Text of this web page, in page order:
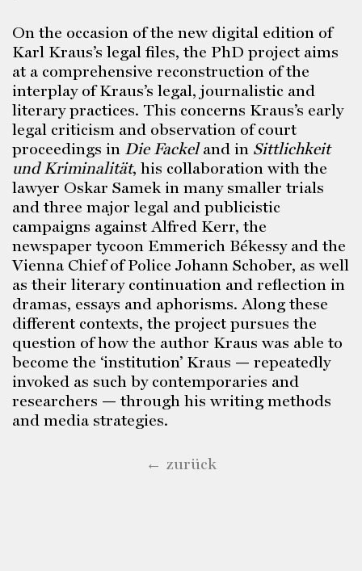
On the occasion of the new digital edition of
Karl Kraus’s legal files, the PhD project aims
at a comprehensive reconstruction of the
interplay of Kraus’s legal, journalistic and
literary practices. This concerns Kraus’s early
legal criticism and observation of court
proceedings in Die Fackeland in Sittlichkeit
und Kriminalität, his collaboration with the
lawyer Oskar Samek in many smaller trials
and three major legal and publicistic
campaigns against Alfred Kerr, the
newspaper tycoon Emmerich Békessy and the
Vienna Chief of Police Johann Schober, as well
as their literary continuation and reflection in
dramas, essays and aphorisms. Along these
different contexts, the project pursues the
question of how the author Kraus was able to
become the ‘institution’ Kraus — repeatedly
invoked as such by contemporaries and
researchers — through his writing methods
and media strategies.
← zurück